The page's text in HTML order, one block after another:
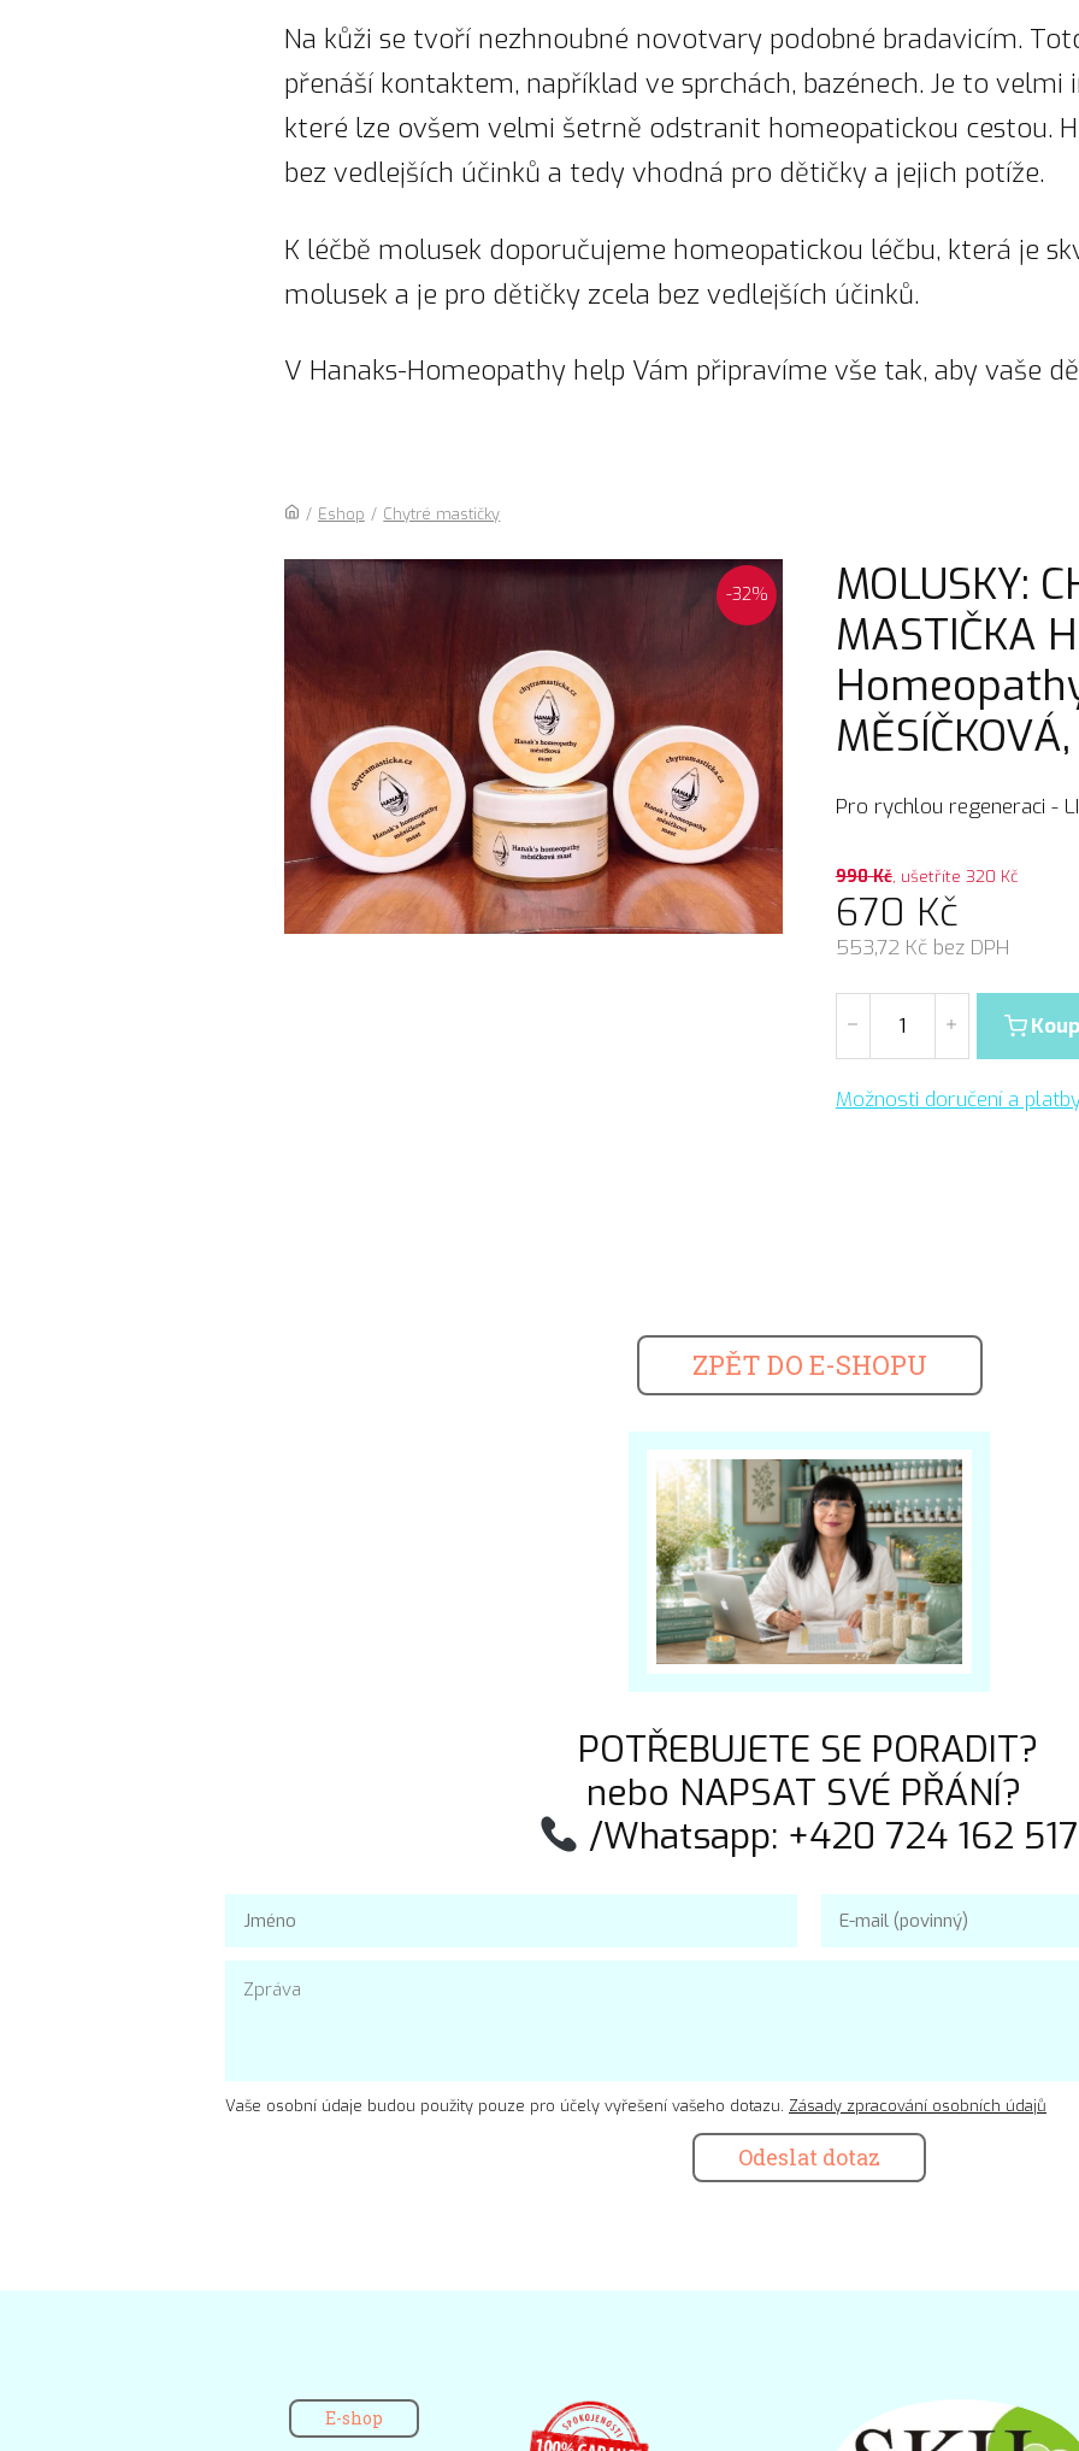
Na kůži se tvoří nezhnoubné novotvary podobné bradavicím.
přenáší kontaktem, například ve sprchách, bazénech. Je to velmi
které lze ovšem velmi šetrně odstranit homeopatickou cestou.
bez vedlejších účinků a tedy vhodná pro dětičky a jejich potíže.
K léčbě molusek doporučujeme homeopatickou léčbu, která je
molusek a je pro dětičky zcela bez vedlejších účinků.
V Hanaks-Homeopathy help Vám připravíme vše tak, aby vaše
/ Eshop / Chytré mastičky
-32%
MOLUSKY:
MASTIČKA
Pro rychlou regeneraci -
990Kč, ušetříte 320 Kč
670 Kč
553,72Kč bez DPH
Možnosti doručení a
ZPĚT DO E-SHOPU
POTŘEBUJETE SE PORADIT?
nebo NAPSAT SVÉ PŘÁNÍ?
/Whatsapp: +420 724 162 517
Vaše osobní údaje budou použity pouze pro účely vyřešení vašeho dotazu. Zásady zpracování osobních údajů
Odeslat dotaz
E-shop